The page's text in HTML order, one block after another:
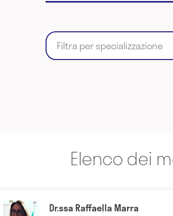
Filtra per specializzazione
Elenco dei
Dr.ssa Raffaella Marra